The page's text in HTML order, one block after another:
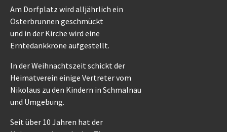
Am Dorfplatz wird alljährlich ein
Osterbrunnen geschmückt
und in der Kirche wird eine
Erntedankkrone aufgestellt.
In der Weihnachtszeit schickt der
Heimatverein einige Vertreter vom
Nikolaus zu den Kindern in Schmalnau
und Umgebung.
Seit über 10 Jahren hat der